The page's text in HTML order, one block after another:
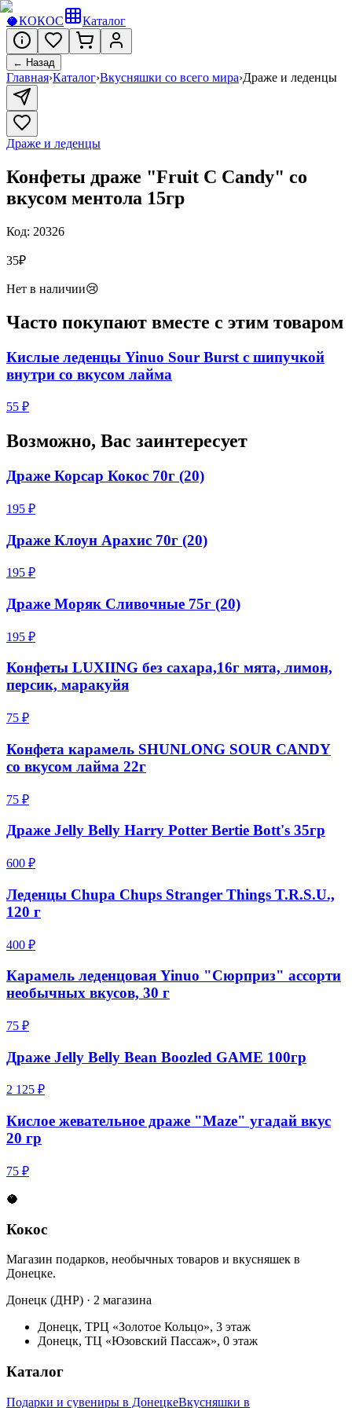
🥥КОКОС Каталог
← Назад
Главная›Каталог›Вкусняшки со всего мира›Драже и леденцы
Драже и леденцы
Конфеты драже "Fruit C Candy" со
вкусом ментола 15гр
Код: 20326
35₽
Нет в наличии😢
Часто покупают вместе с этим товаром
Кислые леденцы Yinuo Sour Burst с шипучкой
внутри со вкусом лайма
55 ₽
Возможно, Вас заинтересует
Драже Корсар Кокос 70г (20)
195 ₽
Драже Клоун Арахис 70г (20)
195 ₽
Драже Моряк Сливочные 75г (20)
195 ₽
Конфеты LUXIING без сахара,16г мята, лимон,
персик, маракуйя
75 ₽
Конфета карамель SHUNLONG SOUR CANDY
со вкусом лайма 22г
75 ₽
Драже Jelly Belly Harry Potter Bertie Bott's 35гр
600 ₽
Леденцы Chupa Chups Stranger Things T.R.S.U.,
120 г
400 ₽
Карамель леденцовая Yinuo "Сюрприз" ассорти
необычных вкусов, 30 г
75 ₽
Драже Jelly Belly Bean Boozled GAME 100гр
2 125 ₽
Кислое жевательное драже "Maze" угадай вкус
20 гр
75 ₽
🥥
Кокос
Магазин подарков, необычных товаров и вкусняшек в
Донецке.
Донецк (ДНР) · 2 магазина
Донецк, ТРЦ «Золотое Кольцо», 3 этаж
Донецк, ТЦ «Юзовский Пассаж», 0 этаж
Каталог
Подарки и сувениры в ДонецкеВкусняшки в